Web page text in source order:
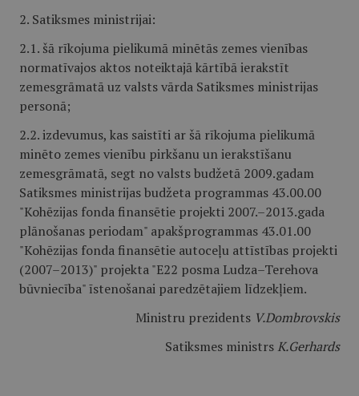
2. Satiksmes ministrijai:
2.1. šā rīkojuma pielikumā minētās zemes vienības
normatīvajos aktos noteiktajā kārtībā ierakstīt
zemesgrāmatā uz valsts vārda Satiksmes ministrijas
personā;
2.2. izdevumus, kas saistīti ar šā rīkojuma pielikumā
minēto zemes vienību pirkšanu un ierakstīšanu
zemesgrāmatā, segt no valsts budžetā 2009.gadam
Satiksmes ministrijas budžeta programmas 43.00.00
"Kohēzijas fonda finansētie projekti 2007.–2013.gada
plānošanas periodam" apakšprogrammas 43.01.00
"Kohēzijas fonda finansētie autoceļu attīstības projekti
(2007–2013)" projekta "E22 posma Ludza–Terehova
būvniecība" īstenošanai paredzētajiem līdzekļiem.
Ministru prezidents V.Dombrovskis
Satiksmes ministrsK.Gerhards